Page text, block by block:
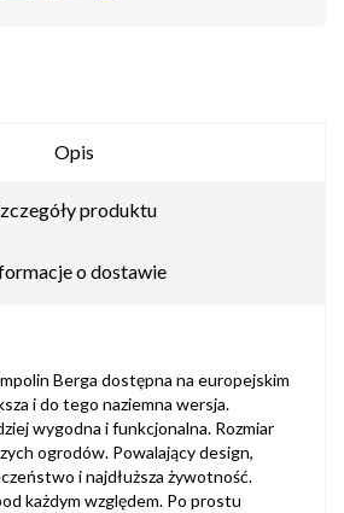
Opis
produktu
o dostawie
Berga dostępna na europejskim
i do tego naziemna wersja.
wygodna i funkcjonalna. Rozmiar
ogrodów. Powalający design,
i najdłuższa żywotność.
każdym względem. Po prostu